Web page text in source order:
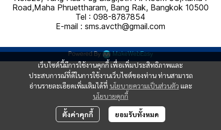
เว็บไซต์นี้มีการใช้งานคุกกี้ เพื่อเพิ่มประสิทธิภาพและ
ประสบการณ์ที่ดีในการใช้งานเว็บไซต์ของท่าน ท่านสามารถ
อ่านรายละเอียดเพิ่มเติมได้ที่ นโยบายความเป็นส่วนตัว และ
นโยบายคุกกี้
ตั้งค่าคุกกี้ ยอมรับทั้งหมด
Road,Maha Phruettharam, Bang Rak, Bangkok 10500
Tel : 098-8787854
E-mail : sms.avcth@gmail.com
Powered By MakeWebEasy